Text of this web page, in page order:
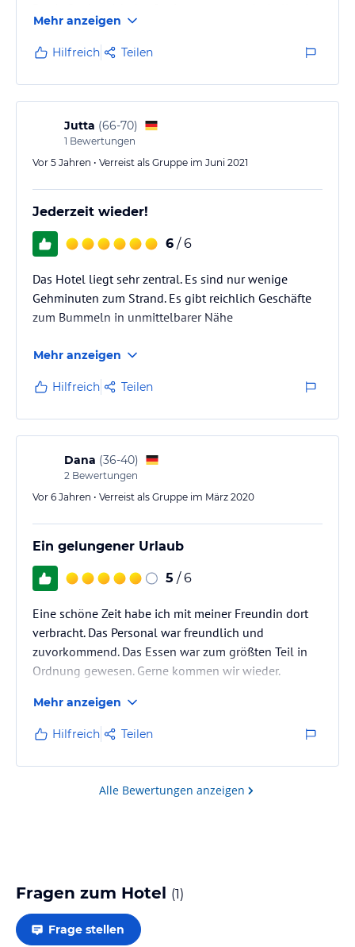
mediterranem Flair und einladendem Ambiente
Mehr anzeigen
Hilfreich Teilen
Jutta (66-70)
1 Bewertungen
Vor 5 Jahren • Verreist als Gruppe im Juni 2021
Jederzeit wieder!
6 / 6
Das Hotel liegt sehr zentral. Es sind nur wenige
Gehminuten zum Strand. Es gibt reichlich Geschäfte
zum Bummeln in unmittelbarer Nähe
Mehr anzeigen
Hilfreich Teilen
Dana (36-40)
2 Bewertungen
Vor 6 Jahren • Verreist als Gruppe im März 2020
Ein gelungener Urlaub
5 / 6
Eine schöne Zeit habe ich mit meiner Freundin dort
verbracht. Das Personal war freundlich und
zuvorkommend. Das Essen war zum größten Teil in
Ordnung gewesen. Gerne kommen wir wieder.
Mehr anzeigen
Hilfreich Teilen
Alle Bewertungen anzeigen
Fragen zum Hotel (1)
Frage stellen